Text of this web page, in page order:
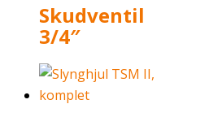
Skudventil
3/4″